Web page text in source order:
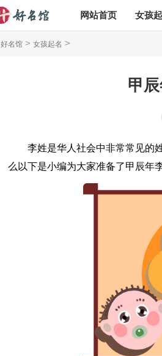
网站首页 女孩
好名馆 > 女孩起名 >
甲
李姓是华人社会中非常常见的
么以下是小编为大家准备了甲辰年